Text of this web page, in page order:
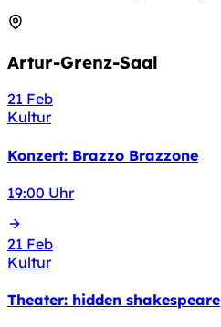
Artur-Grenz-Saal
21 Feb
Kultur
Konzert: Brazzo Brazzone
19:00 Uhr
21 Feb
Kultur
Theater: hidden shakespeare